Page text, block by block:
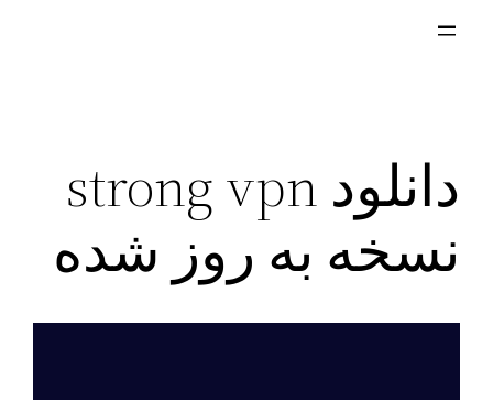
دانلود strong vpn
نسخه به روز شده